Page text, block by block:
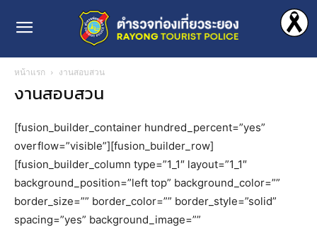
หน้าแรก งานสอบสวน
งานสอบสวน
[fusion_builder_container hundred_percent=”yes”
overflow=”visible”][fusion_builder_row]
[fusion_builder_column type=”1_1″ layout=”1_1″
background_position=”left top” background_color=””
border_size=”” border_color=”” border_style=”solid”
spacing=”yes” background_image=””